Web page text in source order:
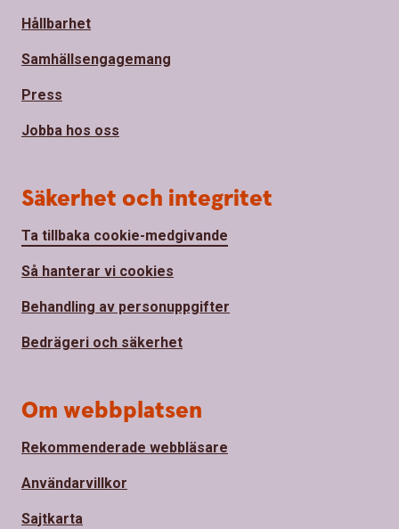
Hållbarhet
Samhällsengagemang
Press
Jobba hos oss
Säkerhet och integritet
Ta tillbaka cookie-medgivande
Så hanterar vi cookies
Behandling av personuppgifter
Bedrägeri och säkerhet
Om webbplatsen
Rekommenderade webbläsare
Användarvillkor
Sajtkarta